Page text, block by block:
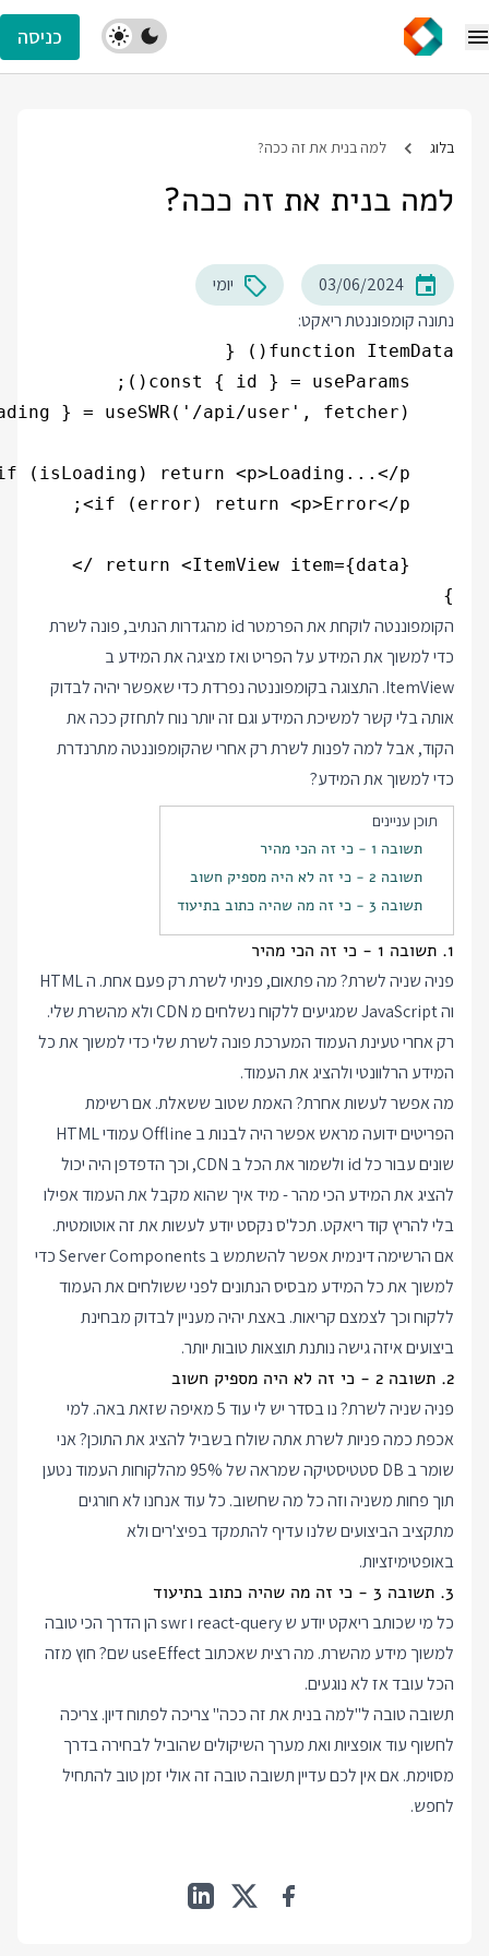
כניסה
בלוג למה בנית את זה ככה?
למה בנית את זה ככה?
03/06/2024
יומי
נתונה קומפוננטת ריאקט:
}
הקומפוננטה לוקחת את הפרמטר id מהגדרות הנתיב, פונה לשרת
כדי למשוך את המידע על הפריט ואז מציגה את המידע ב
ItemView. התצוגה בקומפוננטה נפרדת כדי שאפשר יהיה לבדוק
אותה בלי קשר למשיכת המידע וגם זה יותר נוח לתחזק ככה את
הקוד, אבל למה לפנות לשרת רק אחרי שהקומפוננטה מתרנדרת
כדי למשוך את המידע?
תוכן עניינים
תשובה 1 - כי זה הכי מהיר
תשובה 2 - כי זה לא היה מספיק חשוב
תשובה 3 - כי זה מה שהיה כתוב בתיעוד
1. תשובה 1 - כי זה הכי מהיר
פניה שניה לשרת? מה פתאום, פניתי לשרת רק פעם אחת. ה HTML
וה JavaScript שמגיעים ללקוח נשלחים מ CDN ולא מהשרת שלי.
רק אחרי טעינת העמוד המערכת פונה לשרת שלי כדי למשוך את כל
המידע הרלוונטי ולהציג את העמוד.
מה אפשר לעשות אחרת? האמת שטוב ששאלת. אם רשימת
הפריטים ידועה מראש אפשר היה לבנות ב Offline עמודי HTML
שונים עבור כל id ולשמור את הכל ב CDN, וכך הדפדפן היה יכול
להציג את המידע הכי מהר - מיד איך שהוא מקבל את העמוד אפילו
בלי להריץ קוד ריאקט. תכל'ס נקסט יודע לעשות את זה אוטומטית.
אם הרשימה דינמית אפשר להשתמש ב Server Components כדי
למשוך את כל המידע מבסיס הנתונים לפני ששולחים את העמוד
ללקוח וכך לצמצם קריאות. באצת יהיה מעניין לבדוק מבחינת
ביצועים איזה גישה נותנת תוצאות טובות יותר.
2. תשובה 2 - כי זה לא היה מספיק חשוב
פניה שניה לשרת? נו בסדר יש לי עוד 5 מאיפה שזאת באה. למי
אכפת כמה פניות לשרת אתה שולח בשביל להציג את התוכן? אני
שומר ב DB סטטיסטיקה שמראה של 95% מהלקוחות העמוד נטען
תוך פחות משניה וזה כל מה שחשוב. כל עוד אנחנו לא חורגים
מתקציב הביצועים שלנו עדיף להתמקד בפיצ'רים ולא
באופטימיזציות.
3. תשובה 3 - כי זה מה שהיה כתוב בתיעוד
כל מי שכותב ריאקט יודע ש react-query ו swr הן הדרך הכי טובה
למשוך מידע מהשרת. מה רצית שאכתוב useEffect שם? חוץ מזה
הכל עובד אז לא נוגעים.
תשובה טובה ל"למה בנית את זה ככה" צריכה לפתוח דיון. צריכה
לחשוף עוד אופציות ואת מערך השיקולים שהוביל לבחירה בדרך
מסוימת. אם אין לכם עדיין תשובה טובה זה אולי זמן טוב להתחיל
לחפש.